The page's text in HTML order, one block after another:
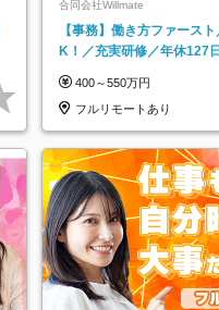
合同会社Willmate
【事務】働き方ファース
K！／充実研修／年休127
400～550万円
フルリモートあり